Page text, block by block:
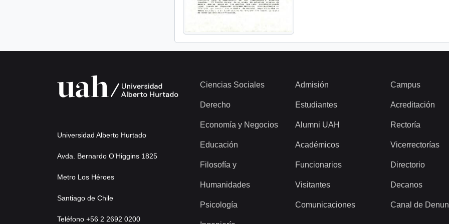
Universidad Alberto Hurtado
Avda. Bernardo O’Higgins 1825
Metro Los Héroes
Santiago de Chile
Teléfono +56 2 2692 0200
Ciencias Sociales
Derecho
Economía y Negocios
Educación
Filosofía y
Humanidades
Psicología
Admisión
Estudiantes
Alumni UAH
Académicos
Funcionarios
Visitantes
Comunicaciones
Campus
Acreditación
Rectoría
Vicerrectorías
Directorio
Decanos
Canal de